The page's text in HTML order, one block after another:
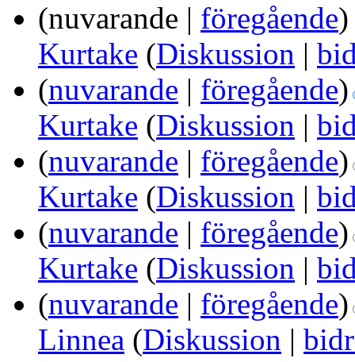
(nuvarande | föregående)
Kurtake (Diskussion |
(nuvarande | föregående)
Kurtake (Diskussion |
(nuvarande | föregående)
Kurtake (Diskussion |
(nuvarande | föregående)
Kurtake (Diskussion |
(nuvarande | föregående)
Linnea (Diskussion |